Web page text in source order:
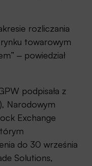
rozliczania
towarowym
‒ powiedział
podpisała z
Narodowym
Exchange
do 30 września
Solutions,